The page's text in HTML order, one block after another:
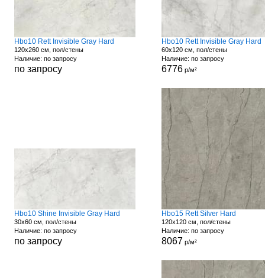
Hbo10 Rett Invisible Gray Hard
120x260 см, пол/стены
Наличие: по запросу
по запросу
Hbo10 Rett Invisible Gray Hard
60x120 см, пол/стены
Наличие: по запросу
6776р/м²
Hbo10 Shine Invisible Gray Hard
30x60 см, пол/стены
Наличие: по запросу
по запросу
Hbo15 Rett Silver Hard
120x120 см, пол/стены
Наличие: по запросу
8067 р/м²